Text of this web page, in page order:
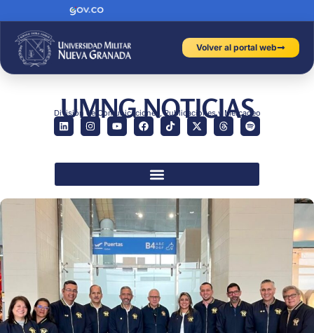
Volver al portal web
UMNG NOTICIAS
División de Comunicaciones, Publicaciones y Mercadeo